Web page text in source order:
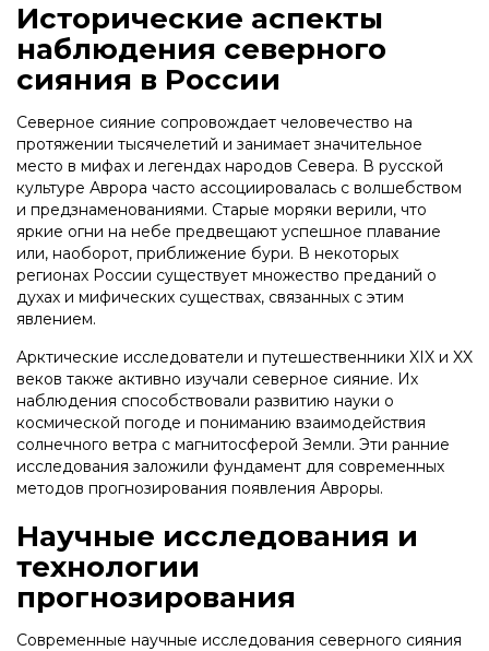
Исторические аспекты
наблюдения северного
сияния в России
Северное сияние сопровождает человечество на
протяжении тысячелетий и занимает значительное
место в мифах и легендах народов Севера. В русской
культуре Аврора часто ассоциировалась с волшебством
и предзнаменованиями. Старые моряки верили, что
яркие огни на небе предвещают успешное плавание
или, наоборот, приближение бури. В некоторых
регионах России существует множество преданий о
духах и мифических существах, связанных с этим
явлением.
Арктические исследователи и путешественники XIX и XX
веков также активно изучали северное сияние. Их
наблюдения способствовали развитию науки о
космической погоде и пониманию взаимодействия
солнечного ветра с магнитосферой Земли. Эти ранние
исследования заложили фундамент для современных
методов прогнозирования появления Авроры.
Научные исследования и
технологии
прогнозирования
Современные научные исследования северного сияния